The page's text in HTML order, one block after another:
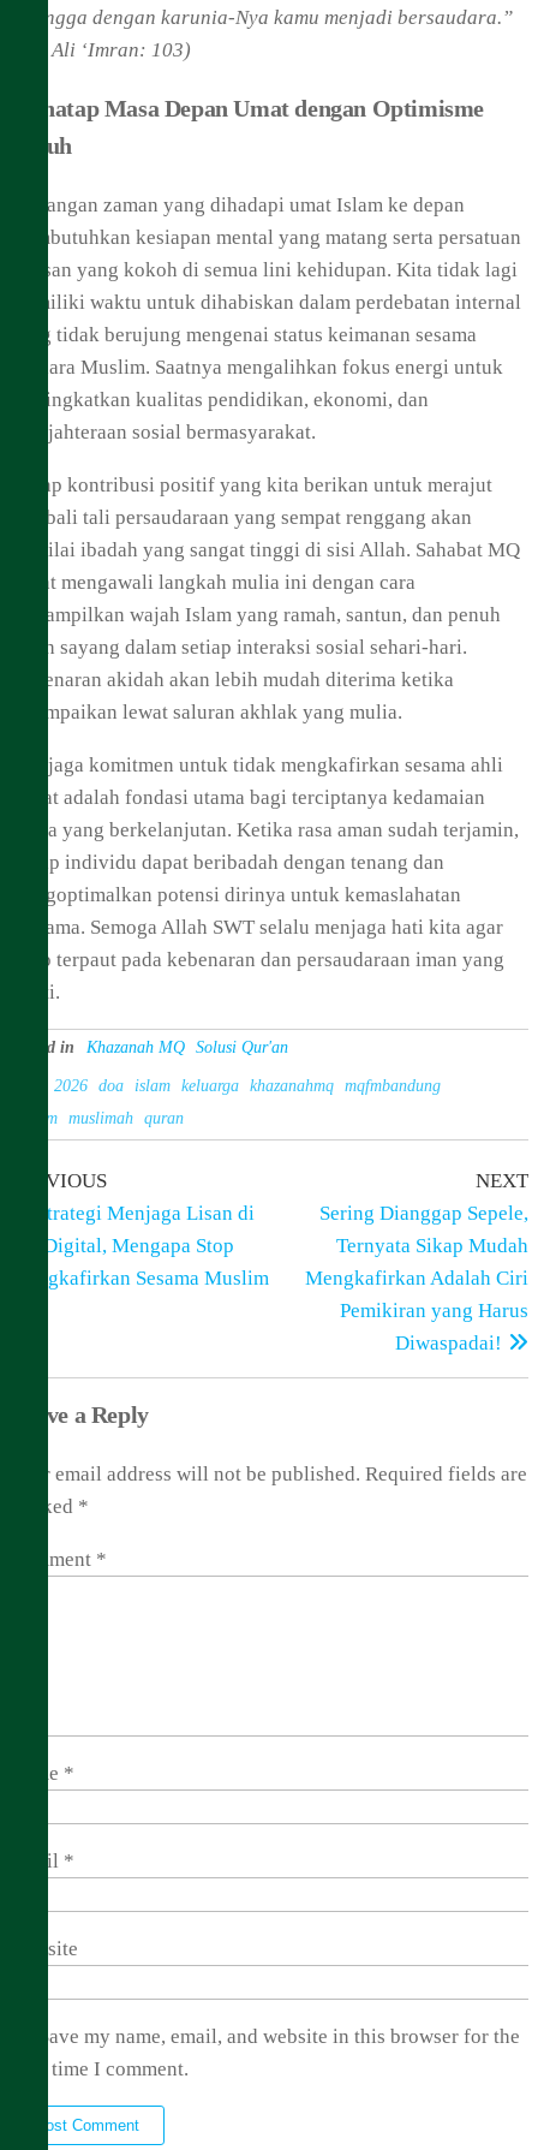
sehingga dengan karunia-Nya kamu menjadi bersaudara.”
(QS. Ali ‘Imran: 103)
Menatap Masa Depan Umat dengan Optimisme
Penuh
Tantangan zaman yang dihadapi umat Islam ke depan
membutuhkan kesiapan mental yang matang serta persatuan
barisan yang kokoh di semua lini kehidupan. Kita tidak lagi
memiliki waktu untuk dihabiskan dalam perdebatan internal
yang tidak berujung mengenai status keimanan sesama
saudara Muslim. Saatnya mengalihkan fokus energi untuk
meningkatkan kualitas pendidikan, ekonomi, dan
kesejahteraan sosial bermasyarakat.
Setiap kontribusi positif yang kita berikan untuk merajut
kembali tali persaudaraan yang sempat renggang akan
bernilai ibadah yang sangat tinggi di sisi Allah. Sahabat MQ
dapat mengawali langkah mulia ini dengan cara
menampilkan wajah Islam yang ramah, santun, dan penuh
kasih sayang dalam setiap interaksi sosial sehari-hari.
Kebenaran akidah akan lebih mudah diterima ketika
disampaikan lewat saluran akhlak yang mulia.
Menjaga komitmen untuk tidak mengkafirkan sesama ahli
kiblat adalah fondasi utama bagi terciptanya kedamaian
dunia yang berkelanjutan. Ketika rasa aman sudah terjamin,
setiap individu dapat beribadah dengan tenang dan
mengoptimalkan potensi dirinya untuk kemaslahatan
bersama. Semoga Allah SWT selalu menjaga hati kita agar
tetap terpaut pada kebenaran dan persaudaraan iman yang
sejati.
Posted in Khazanah MQ Solusi Qur'an
2026 doa islam keluarga khazanahmq mqfmbandung
muslim muslimah quran
Post
navigation
Previous
PREVIOUS
Strategi Menjaga Lisan di
Era Digital, Mengapa Stop
Mengkafirkan Sesama Muslim
NEXT
Sering Dianggap Sepele,
Ternyata Sikap Mudah
Mengkafirkan Adalah Ciri
Pemikiran yang Harus
Diwaspadai!
Leave a Reply
Your email address will not be published. Required fields are
marked *
Comment *
Name *
Email *
Website
Save my name, email, and website in this browser for the
next time I comment.